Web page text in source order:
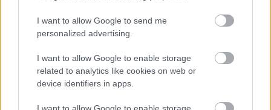
I want to allow Google to send me
personalized advertising.
I want to allow Google to enable storage
related to analytics like cookies on web or
device identifiers in apps.
I want to allow Google to enable storage